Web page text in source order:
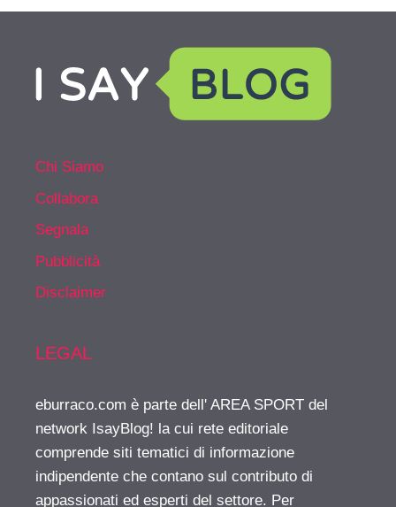
Chi Siamo
Collabora
Segnala
Pubblicità
Disclaimer
LEGAL
eburraco.com è parte dell' AREA SPORT del
network IsayBlog! la cui rete editoriale
comprende siti tematici di informazione
indipendente che contano sul contributo di
appassionati ed esperti del settore. Per